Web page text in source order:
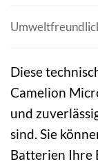
Diese
Camelion
und
sind. Sie
Batterien Ihre